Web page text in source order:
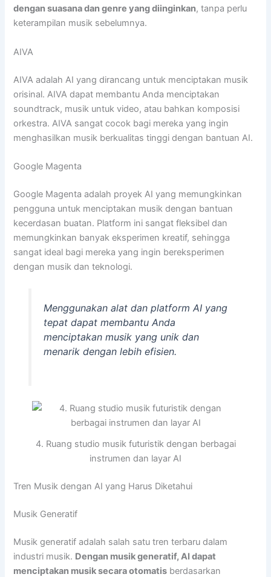
dengan suasana dan genre yang diinginkan, tanpa perlu
keterampilan musik sebelumnya.
AIVA
AIVA adalah AI yang dirancang untuk menciptakan musik
orisinal. AIVA dapat membantu Anda menciptakan
soundtrack, musik untuk video, atau bahkan komposisi
orkestra. AIVA sangat cocok bagi mereka yang ingin
menghasilkan musik berkualitas tinggi dengan bantuan AI.
Google Magenta
Google Magenta adalah proyek AI yang memungkinkan
pengguna untuk menciptakan musik dengan bantuan
kecerdasan buatan. Platform ini sangat fleksibel dan
memungkinkan banyak eksperimen kreatif, sehingga
sangat ideal bagi mereka yang ingin bereksperimen
dengan musik dan teknologi.
Menggunakan alat dan platform AI yang
tepat dapat membantu Anda
menciptakan musik yang unik dan
menarik dengan lebih efisien.
4. Ruang studio musik futuristik dengan berbagai
instrumen dan layar AI
Tren Musik dengan AI yang Harus Diketahui
Musik Generatif
Musik generatif adalah salah satu tren terbaru dalam
industri musik. Dengan musik generatif, AI dapat
menciptakan musik secara otomatis berdasarkan